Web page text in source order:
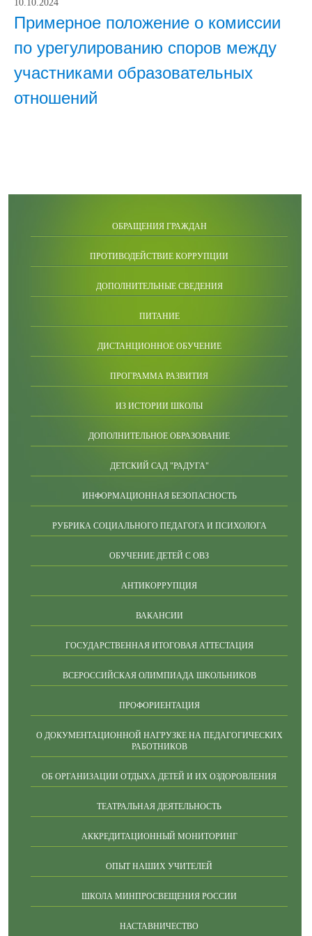
10.10.2024
Примерное положение о комиссии
по урегулированию споров между
участниками образовательных
отношений
ОБРАЩЕНИЯ ГРАЖДАН
ПРОТИВОДЕЙСТВИЕ КОРРУПЦИИ
ДОПОЛНИТЕЛЬНЫЕ СВЕДЕНИЯ
ПИТАНИЕ
ДИСТАНЦИОННОЕ ОБУЧЕНИЕ
ПРОГРАММА РАЗВИТИЯ
ИЗ ИСТОРИИ ШКОЛЫ
ДОПОЛНИТЕЛЬНОЕ ОБРАЗОВАНИЕ
ДЕТСКИЙ САД "РАДУГА"
ИНФОРМАЦИОННАЯ БЕЗОПАСНОСТЬ
РУБРИКА СОЦИАЛЬНОГО ПЕДАГОГА И ПСИХОЛОГА
ОБУЧЕНИЕ ДЕТЕЙ С ОВЗ
АНТИКОРРУПЦИЯ
ВАКАНСИИ
ГОСУДАРСТВЕННАЯ ИТОГОВАЯ АТТЕСТАЦИЯ
ВСЕРОССИЙСКАЯ ОЛИМПИАДА ШКОЛЬНИКОВ
ПРОФОРИЕНТАЦИЯ
О ДОКУМЕНТАЦИОННОЙ НАГРУЗКЕ НА ПЕДАГОГИЧЕСКИХ
РАБОТНИКОВ
ОБ ОРГАНИЗАЦИИ ОТДЫХА ДЕТЕЙ И ИХ ОЗДОРОВЛЕНИЯ
ТЕАТРАЛЬНАЯ ДЕЯТЕЛЬНОСТЬ
АККРЕДИТАЦИОННЫЙ МОНИТОРИНГ
ОПЫТ НАШИХ УЧИТЕЛЕЙ
ШКОЛА МИНПРОСВЕЩЕНИЯ РОССИИ
НАСТАВНИЧЕСТВО